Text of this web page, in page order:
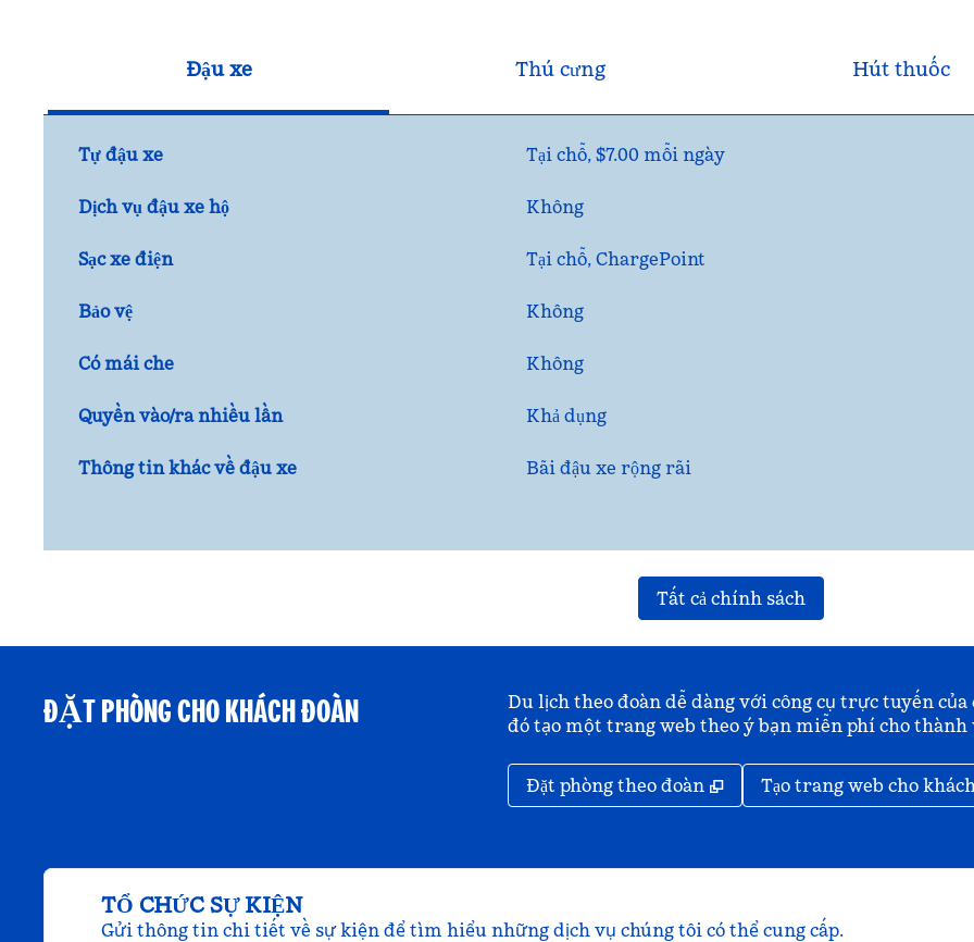
Đậu xe Thú cưng Hút thuốc
Tự đậu xe Tại chỗ, $7.00 mỗi ngày
Dịch vụ đậu xe hộ Không
Sạc xe điện Tại chỗ, ChargePoint
Bảo vệ Không
Có mái che Không
Quyền vào/ra nhiều lần Khả dụng
Thông tin khác về đậu xe Bãi đậu xe rộng rãi
Tất cả chính sách
ĐẶT PHÒNG CHO KHÁCH ĐOÀN
Du lịch theo đoàn dễ dàng với công cụ trực tuyến
đó tạo một trang web theo ý bạn miễn phí cho thành
Đặt phòng theo đoàn , Mở thẻ mới
Tạo trang web cho
TỔ CHỨC SỰ KIỆN
Gửi thông tin chi tiết về sự kiện để tìm hiểu những dịch vụ chúng tôi có thể cung cấp.